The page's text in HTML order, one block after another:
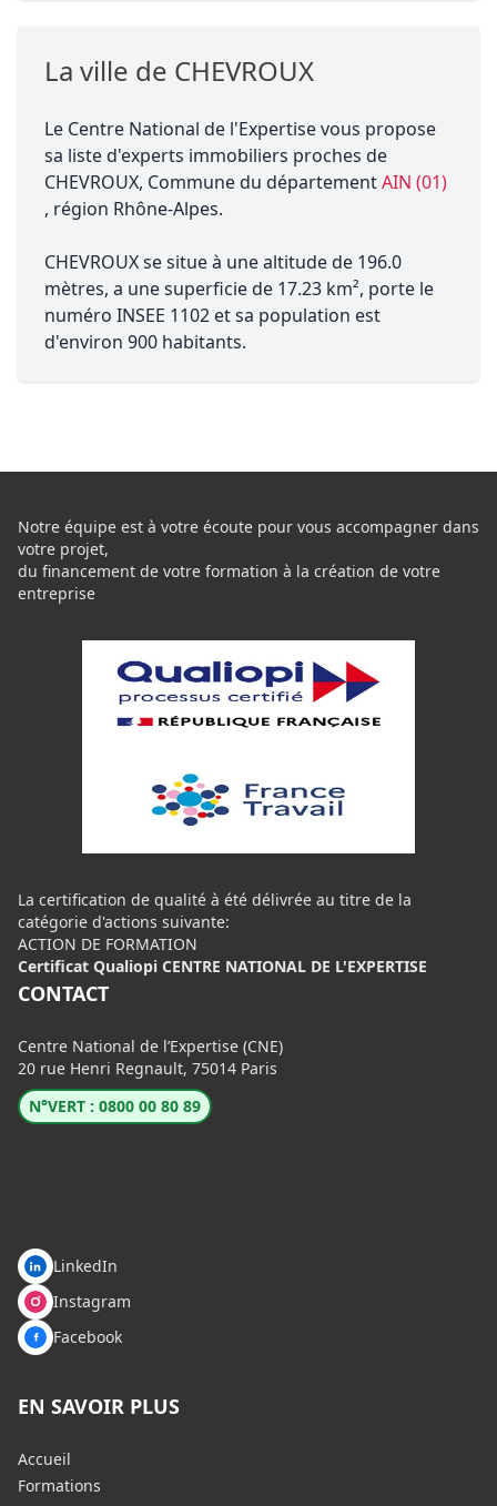
La ville de CHEVROUX
Le Centre National de l'Expertise vous propose
sa liste d'experts immobiliers proches de
CHEVROUX, Commune du départementAIN (01)
, région Rhône-Alpes.
CHEVROUX se situe à une altitude de 196.0
mètres, a une superficie de 17.23 km², porte le
numéro INSEE 1102 et sa population est
d'environ 900 habitants.
Notre équipe est à votre écoute pour vous accompagner dans
votre projet,
du financement de votre formation à la création de votre
entreprise
La certification de qualité à été délivrée au titre de la
catégorie d'actions suivante:
ACTION DE FORMATION
Certificat Qualiopi CENTRE NATIONAL DE L'EXPERTISE
CONTACT
Centre National de l’Expertise (CNE)
20 rue Henri Regnault, 75014 Paris
N°VERT : 0800 00 80 89
LinkedIn
Instagram
Facebook
EN SAVOIR PLUS
Accueil
Formations